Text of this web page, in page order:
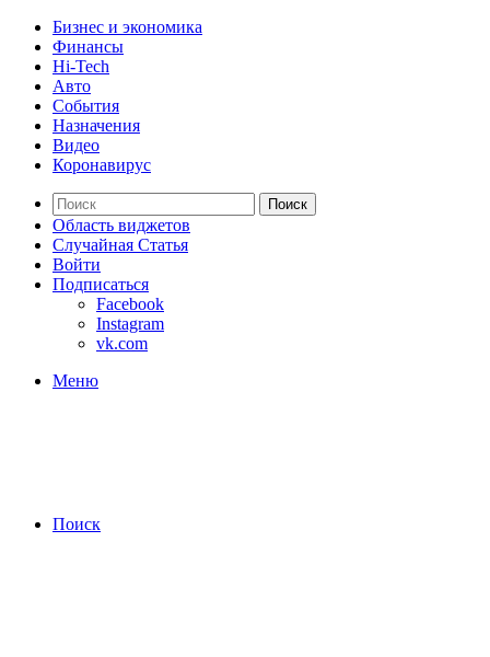
Бизнес и экономика
Финансы
Hi-Tech
Авто
События
Назначения
Видео
Коронавирус
Поиск
Область виджетов
Случайная Статья
Войти
Подписаться
Facebook
Instagram
vk.com
Меню
Поиск